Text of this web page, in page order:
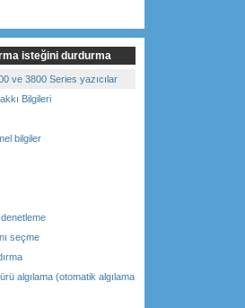
isteğini durdurma
ve 3800 Series yazıcılar
Bilgileri
bilgiler
seçme
algılama (otomatik algılama